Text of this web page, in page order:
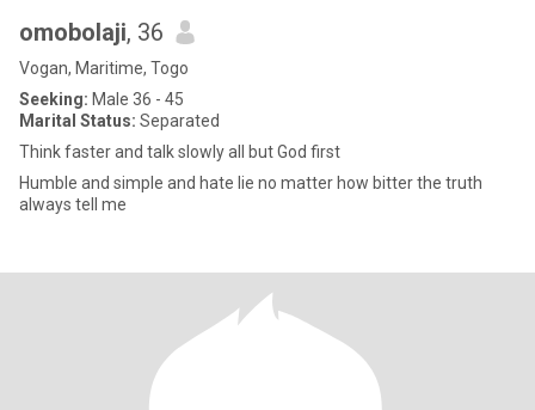
omobolaji, 36
Vogan, Maritime, Togo
Seeking: Male 36 - 45
Marital Status: Separated
Think faster and talk slowly all but God first
Humble and simple and hate lie no matter how bitter the truth
always tell me